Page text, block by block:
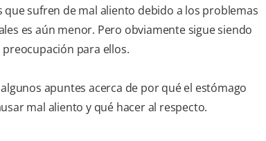
que sufren de mal aliento debido a los problemas
es aún menor. Pero obviamente sigue siendo
para ellos.
apuntes acerca de por qué el estómago
mal aliento y qué hacer al respecto.